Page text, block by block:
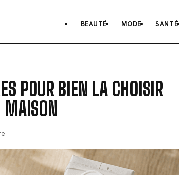
BEAUTÉ MODE SANTÉ
POUR BIEN LA CHOISIR
MAISON